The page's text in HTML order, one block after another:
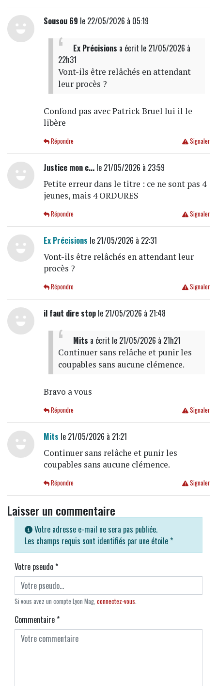
Sousou 69 le 22/05/2026 à 05:19
Ex Précisions a écrit le 21/05/2026 à
22h31
Vont-ils être relâchés en attendant
leur procès ?
Confond pas avec Patrick Bruel lui il le
libère
Signaler
Répondre
Justice mon c...le 21/05/2026 à 23:59
Petite erreur dans le titre : ce ne sont pas 4
jeunes, mais 4 ORDURES
Signaler
Répondre
Ex Précisions le 21/05/2026 à 22:31
Vont-ils être relâchés en attendant leur
procès ?
Signaler
Répondre
il faut dire stople 21/05/2026 à 21:48
Mits a écrit le 21/05/2026 à 21h21
Continuer sans relâche et punir les
coupables sans aucune clémence.
Bravo a vous
Signaler
Répondre
Mits le 21/05/2026 à 21:21
Continuer sans relâche et punir les
coupables sans aucune clémence.
Signaler
Répondre
Laisser un commentaire
Votre adresse e-mail ne sera pas publiée.
Les champs requis sont identifiés par une étoile *
Votre pseudo*
Si vous avez un compte Lyon Mag, connectez-vous.
Commentaire*